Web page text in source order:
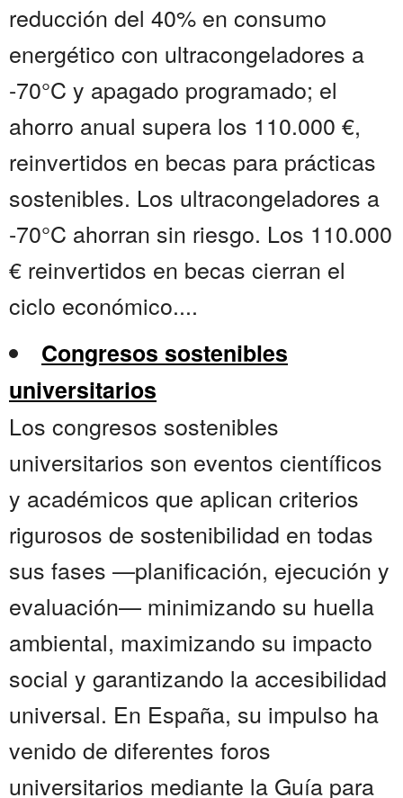
reducción del 40% en consumo
energético con ultracongeladores a
-70°C y apagado programado; el
ahorro anual supera los 110.000 €,
reinvertidos en becas para prácticas
sostenibles. Los ultracongeladores a
-70°C ahorran sin riesgo. Los 110.000
€ reinvertidos en becas cierran el
ciclo económico....
Congresos sostenibles
universitarios
Los congresos sostenibles
universitarios son eventos científicos
y académicos que aplican criterios
rigurosos de sostenibilidad en todas
sus fases —planificación, ejecución y
evaluación— minimizando su huella
ambiental, maximizando su impacto
social y garantizando la accesibilidad
universal. En España, su impulso ha
venido de diferentes foros
universitarios mediante la Guía para